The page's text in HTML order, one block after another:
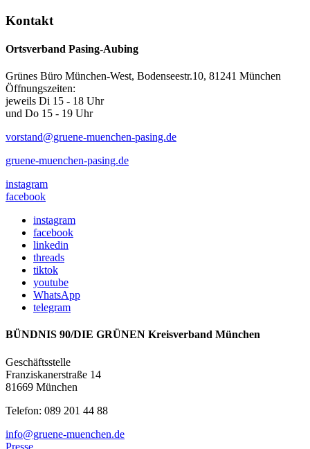
Kontakt
Ortsverband Pasing-Aubing
Grünes Büro München-West, Bodenseestr.10, 81241 München
Öffnungszeiten:
jeweils Di 15 - 18 Uhr
und Do 15 - 19 Uhr
vorstand@gruene-muenchen-pasing.de
gruene-muenchen-pasing.de
instagram
facebook
instagram
facebook
linkedin
threads
tiktok
youtube
WhatsApp
telegram
BÜNDNIS 90/DIE GRÜNEN Kreisverband München
Geschäftsstelle
Franziskanerstraße 14
81669 München
Telefon: 089 201 44 88
info@gruene-muenchen.de
Presse